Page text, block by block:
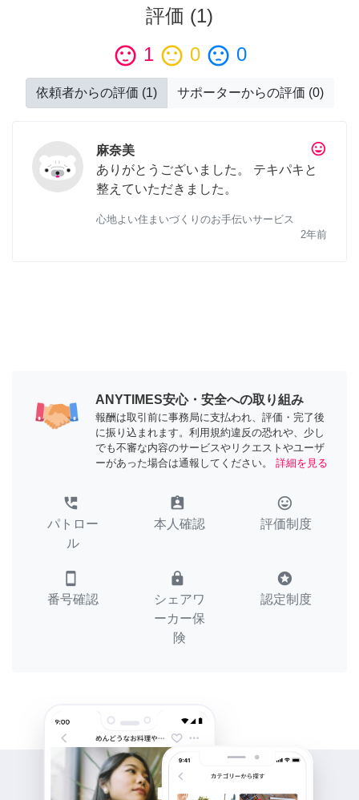
評価 (1)
sentiment_satisfied 1 sentiment_neutral 0 sentiment_dissatisfied 0
依頼者からの評価 (1) サポーターからの評価 (0)
tag_faces
麻奈美
ありがとうございました。 テキパキと
整えていただきました。
心地よい住まいづくりのお手伝いサービス
2年前
ANYTIMES安心・安全への取り組み
報酬は取引前に事務局に支払われ、評価・完了後
に振り込まれます。利用規約違反の恐れや、少し
でも不審な内容のサービスやリクエストやユーザ
ーがあった場合は通報してください。
詳細を見る
perm_phone_msg
パトロー
ル
assignment_ind
本人確認
tag_faces
評価制度
smartphone
番号確認
lock
シェアワ
ーカー保
険
stars
認定制度